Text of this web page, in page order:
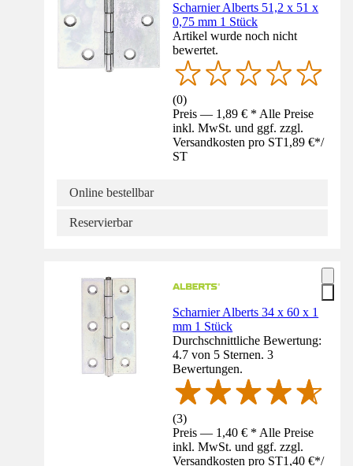
Scharnier Alberts 51,2 x 51 x
0,75 mm 1 Stück
Artikel wurde noch nicht
bewertet.
(0)
Preis — 1,89 € * Alle Preise
inkl. MwSt. und ggf. zzgl.
Versandkosten pro ST1,89 €*/
ST
Online bestellbar
Reservierbar
Scharnier Alberts 34 x 60 x 1
mm 1 Stück
Durchschnittliche Bewertung:
4.7 von 5 Sternen. 3
Bewertungen.
(3)
Preis — 1,40 € * Alle Preise
inkl. MwSt. und ggf. zzgl.
Versandkosten pro ST1,40 €*/